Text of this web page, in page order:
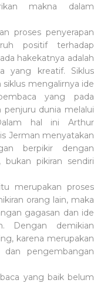
makna dalam
penyerapan
positif terhadap
hakekatnya adalah
yang kreatif. Siklus
mengalirnya ide
yang pada
penjuru dunia melalui
hal ini Arthur
Jerman menyatakan
berpikir dengan
bukan pikiran sendiri
proses
orang lain, maka
gagasan dan ide
Dengan demikian
karena merupakan
dan pengembangan
yang baik belum